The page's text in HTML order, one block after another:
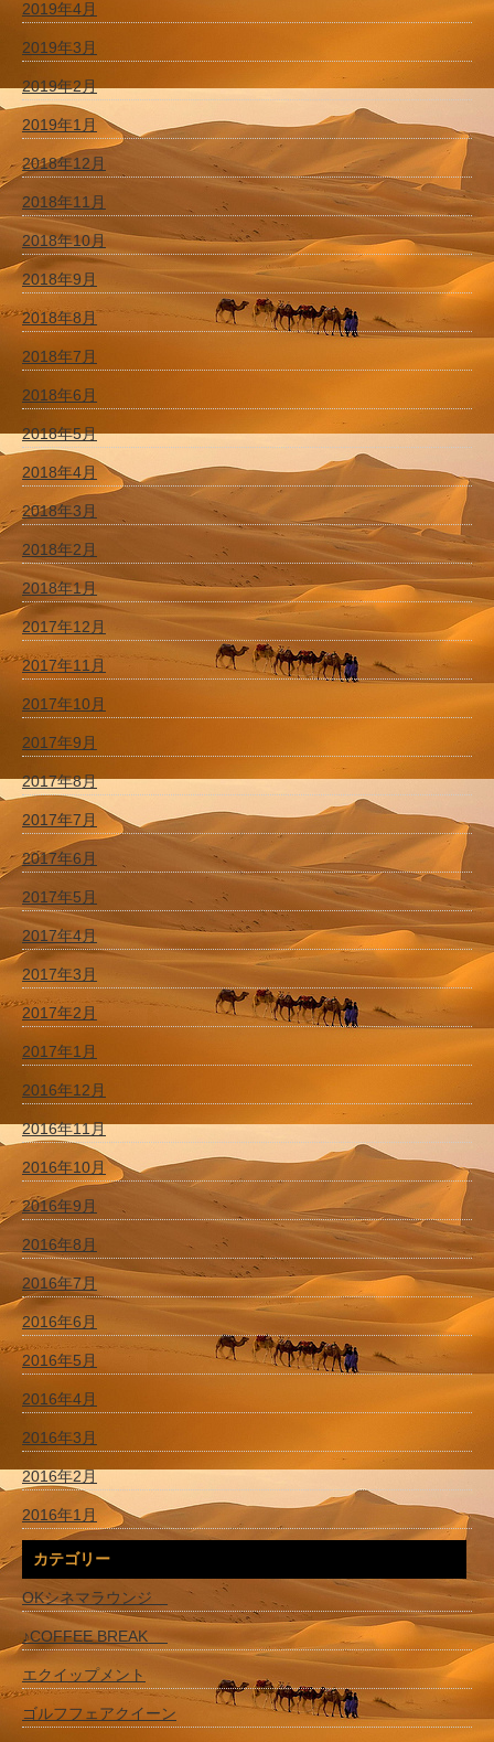
2019年4月
2019年3月
2019年2月
2019年1月
2018年12月
2018年11月
2018年10月
2018年9月
2018年8月
2018年7月
2018年6月
2018年5月
2018年4月
2018年3月
2018年2月
2018年1月
2017年12月
2017年11月
2017年10月
2017年9月
2017年8月
2017年7月
2017年6月
2017年5月
2017年4月
2017年3月
2017年2月
2017年1月
2016年12月
2016年11月
2016年10月
2016年9月
2016年8月
2016年7月
2016年6月
2016年5月
2016年4月
2016年3月
2016年2月
2016年1月
カテゴリー
OKシネマラウンジ
♪COFFEE BREAK
エクイップメント
ゴルフフェアクイーン